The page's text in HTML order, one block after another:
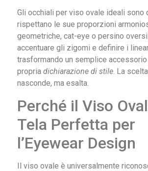
Gli occhiali per viso ovale ideali sono
rispettano le sue proporzioni
geometriche, cat-eye o persino
accentuare gli zigomi e definire i
trasformando un semplice accessorio
propria dichiarazione di stile. La
nasconde, ma esalta.
Perché il Viso
Tela Perfetta per
l’Eyewear Design
Il viso ovale è universalmente